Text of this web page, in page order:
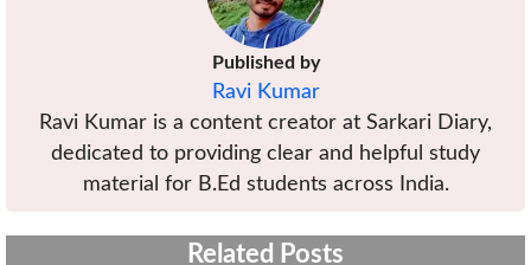
Published by
Ravi Kumar
Ravi Kumar is a content creator at Sarkari Diary,
dedicated to providing clear and helpful study
material for B.Ed students across India.
Related Posts